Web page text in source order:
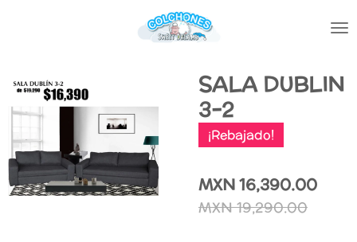
SALA DUBLIN
3-2
¡Rebajado!
MXN 16,390.00
MXN 19,290.00